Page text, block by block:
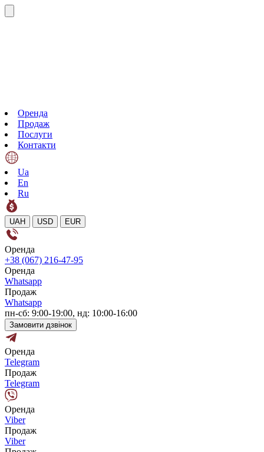
Оренда
Продаж
Послуги
Контакти
Ua
En
Ru
UAH USD EUR
Оренда
+38 (067) 216-47-95
Оренда
Whatsapp
Продаж
Whatsapp
пн-сб: 9:00-19:00, нд: 10:00-16:00
Замовити дзвінок
Оренда
Telegram
Продаж
Telegram
Оренда
Viber
Продаж
Viber